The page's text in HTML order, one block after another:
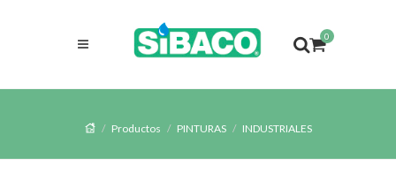
0
Productos PINTURAS INDUSTRIALES